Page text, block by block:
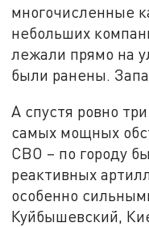
многочисленные
небольших
лежали прямо на
были ранены.
А спустя ровно
самых мощных
СВО – по городу
реактивных
особенно
Куйбышевский,